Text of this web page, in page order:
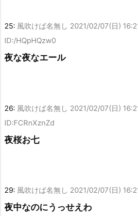
25: 風吹けば名無し 2021/02/07(日)
ID:/HQpHQzw0
夜な夜なエール
26: 風吹けば名無し 2021/02/07(日)
ID:FCRnXznZd
夜桜お七
29: 風吹けば名無し 2021/02/07(日)
夜中なのにうっせえわ